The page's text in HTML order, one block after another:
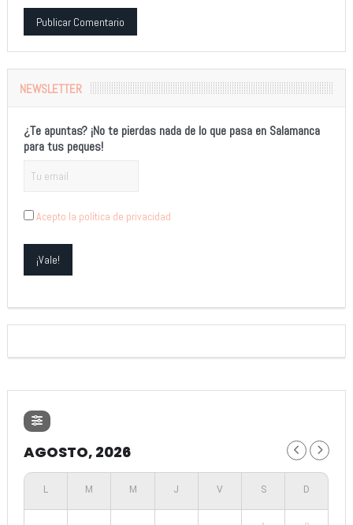
NEWSLETTER
¿Te apuntas? ¡No te pierdas nada de lo que pasa en Salamanca
para tus peques!
Acepto la política de privacidad
AGOSTO, 2026